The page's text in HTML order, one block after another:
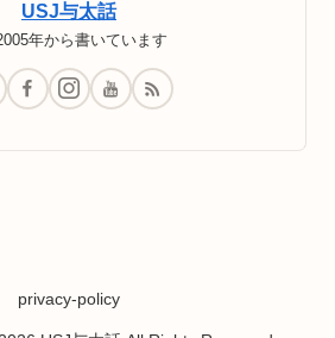
USJ与太話
年から書いています
privacy-policy